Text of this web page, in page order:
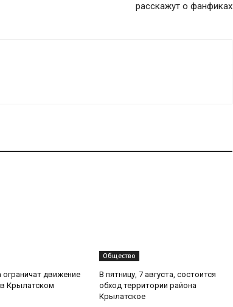
расскажут о фанфиках
ограничат движение
Крылатском
Общество
В пятницу, 7 августа, состоится
обход территории района
Крылатское